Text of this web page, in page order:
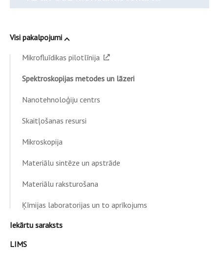
Visi pakalpojumi
Mikrofluīdikas pilotlīnija
Spektroskopijas metodes un lāzeri
Nanotehnoloģiju centrs
Skaitļošanas resursi
Mikroskopija
Materiālu sintēze un apstrāde
Materiālu raksturošana
Ķīmijas laboratorijas un to aprīkojums
Iekārtu saraksts
LIMS